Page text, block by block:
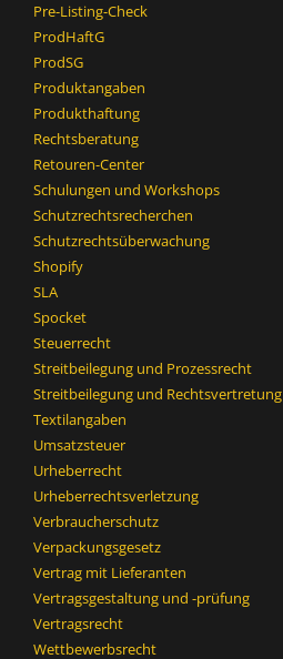
Pre-Listing-Check
ProdHaftG
ProdSG
Produktangaben
Produkthaftung
Rechtsberatung
Retouren-Center
Schulungen und Workshops
Schutzrechtsrecherchen
Schutzrechtsüberwachung
Shopify
SLA
Spocket
Steuerrecht
Streitbeilegung und Prozessrecht​
Streitbeilegung und Rechtsvertretung
Textilangaben
Umsatzsteuer
Urheberrecht
Urheberrechtsverletzung
Verbraucherschutz
Verpackungsgesetz
Vertrag mit Lieferanten
Vertragsgestaltung und -prüfung
Vertragsrecht
Wettbewerbsrecht